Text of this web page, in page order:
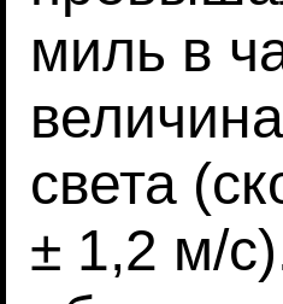
миль в
света
± 1,2 м/